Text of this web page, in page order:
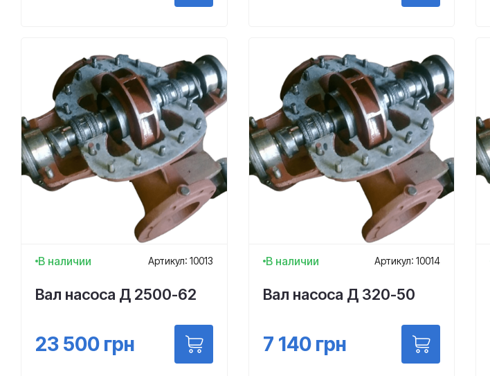
В наличии Артикул: 10013
Вал насоса Д 2500-62
23 500 грн
В наличии Артикул: 10014
Вал насоса Д 320-50
7 140грн